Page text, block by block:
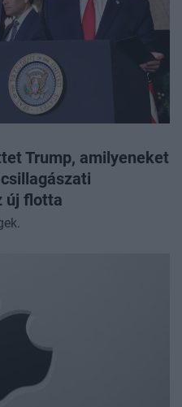
Trump, amilyeneket
új flotta